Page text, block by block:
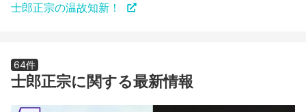
士郎正宗の温故知新！
64件
士郎正宗に関する最新情報